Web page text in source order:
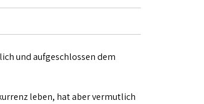
und aufgeschlossen dem
leben, hat aber vermutlich